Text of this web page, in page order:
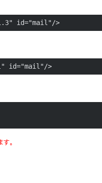
id="mail"/>
id="mail"/>
。